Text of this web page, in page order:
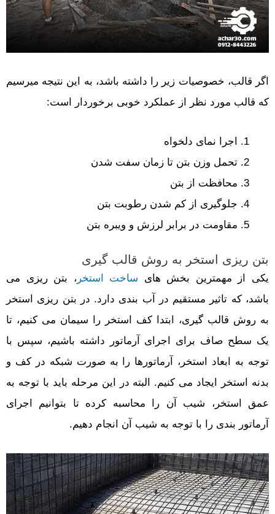
اگر قالب، خصوصیات زیر را داشته باشد، به این نتیجه میرسیم
که قالب مورد نظر از عملکرد خوبی برخوردار است:
اجرا نمای دلخواه
تحمل وزن بتن تا زمان سفت شدن
محافظت از بتن
جلوگیری از کم شدن رطوبت بتن
مقاومت در برابر لرزش و ویبره بتن
بتن ریزی استخر به روش قالب گیری
یکی از مهمترین بخش های ساخت استخر، بتن ریزی می
باشد، که تاثیر مستقیم در آب بندی دارد. در بتن ریزی استخر
به روش قالب گیری، ابتدا کف استخر را سیمان می کنیم، تا
یک سطح صاف برای اجرای آرماتور داشته باشیم، سپس با
توجه به ابعاد استخر، آرماتورها را به صورت شبکه در کف و
بدنه استخر ایجاد می کنیم. البته در این مرحله باید با توجه به
عمق استخر، شیب آن را محاسبه کرده تا بتوانیم اجرای
آرماتور بندی را با توجه به شیب آن انجام دهیم.